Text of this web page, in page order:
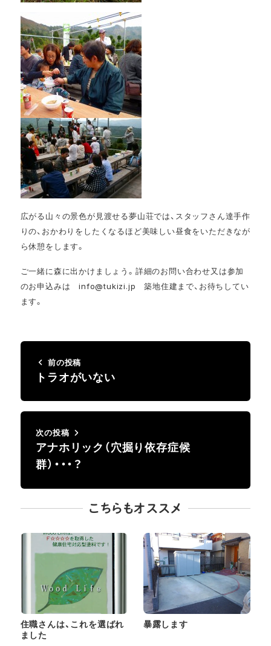
広がる山々の景色が見渡せる夢山荘では、スタッフさん達手作
りの、おかわりをしたくなるほど美味しい昼食をいただきなが
ら休憩をします。
ご一緒に森に出かけましょう。詳細のお問い合わせ又は参加
のお申込みは info@tukizi.jp 築地住建まで、お待ちしてい
ます。
前の投稿
トラオがいない
次の投稿
アナホリック（穴掘り依存症候
群）・・・？
こちらもオススメ
住職さんは、これを選ばれ
ました
暴露します